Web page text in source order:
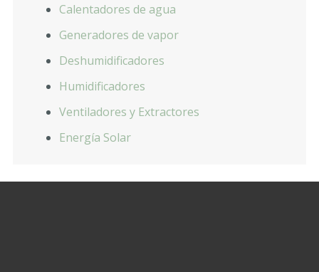
Calentadores de agua
Generadores de vapor
Deshumidificadores
Humidificadores
Ventiladores y Extractores
Energía Solar